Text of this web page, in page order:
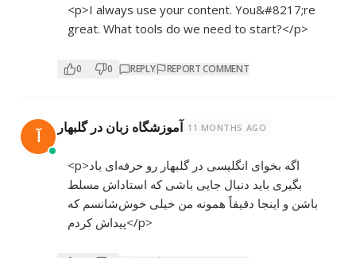
<p>I always use your content. You&#8217;re
great. What tools do we need to start?</p>
0 0 REPLY REPORT COMMENT
آ آموزشگاه زبان در گلبهار 11 MONTHS AGO
<p>اگه بخوای انگلیسی در گلبهار رو حرفه‌ای یاد
بگیری باید دنبال جایی باشی که استاداش مسلط
باشن و اینجا دقیقاً همونه من خیلی خوش‌شانسم که
پیداش کردم</p>